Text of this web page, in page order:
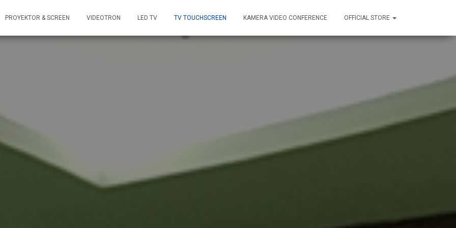
PROYEKTOR & SCREEN VIDEOTRON LED TV TV TOUCHSCREEN KAMERA VIDEO CONFERENCE OFFICIAL STORE